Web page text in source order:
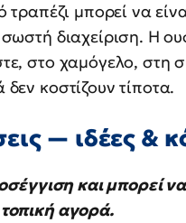
τραπέζι μπορεί να
διαχείριση. Η
στο χαμόγελο, στη
κοστίζουν τίποτα.
— ιδέες &
και
αγορά.